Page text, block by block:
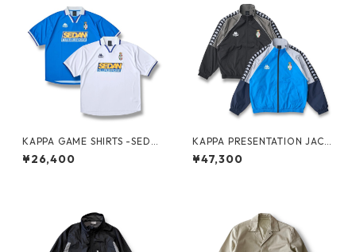
KAPPA GAME SHIRTS -SEDA
N ALL-PURPOSE-
¥26,400
KAPPA PRESENTATION JACK
ET -SEDAN ALL-PURPOSE-
¥47,300